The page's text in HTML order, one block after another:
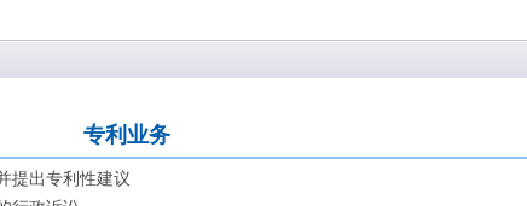
专利业务
提出专利性建议